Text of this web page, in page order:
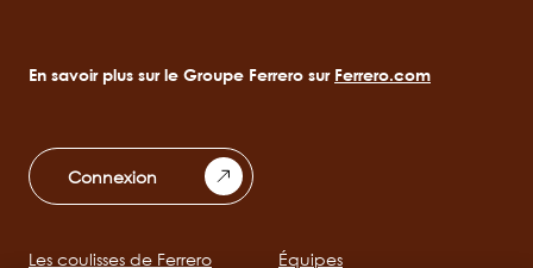
En savoir plus sur le Groupe Ferrero sur Ferrero.com
Connexion
Les coulisses de Ferrero Équipes